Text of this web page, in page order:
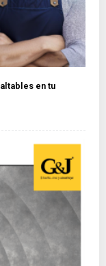
en tu